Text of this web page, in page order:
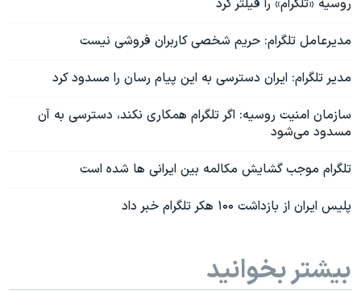
روسیه «تلگرام» را فیلتر کرد
مدیرعامل تلگرام: حریم شخصی کاربران فروشی نیست
مدیر تلگرام: ایران دسترسی به این پیام رسان را مسدود کرد
سازمان امنیت روسیه: اگر تلگرام همکاری نکند، دسترسی به آن
مسدود می‌شود
تلگرام موجب گشایش مکالمه بین ایرانی ها شده است
پلیس ایران از بازداشت ۱۰۰ هکر تلگرام خبر داد
بیشتر بخوانید